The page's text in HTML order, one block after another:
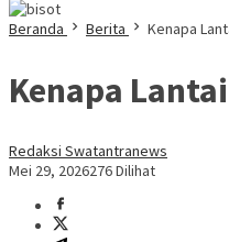
Beranda
Berita Kenapa
Kenapa
Redaksi Swatantranews
Mei 29, 2026276 Dilihat